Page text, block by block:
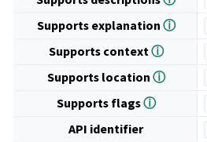
Supports explanationⓘ
Supports contextⓘ
Supports locationⓘ
Supports flagsⓘ
API identifier